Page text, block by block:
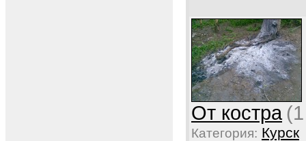
От костра
Категория: Курск